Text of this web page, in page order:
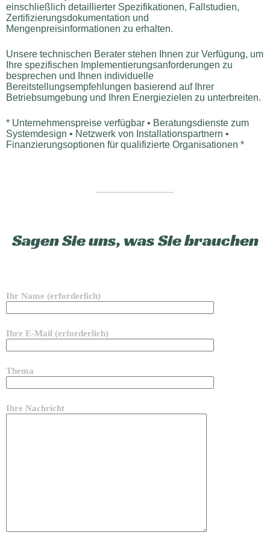
einschließlich detaillierter Spezifikationen, Fallstudien,
Zertifizierungsdokumentation und
Mengenpreisinformationen zu erhalten.
Unsere technischen Berater stehen Ihnen zur Verfügung, um
Ihre spezifischen Implementierungsanforderungen zu
besprechen und Ihnen individuelle
Bereitstellungsempfehlungen basierend auf Ihrer
Betriebsumgebung und Ihren Energiezielen zu unterbreiten.
* Unternehmenspreise verfügbar • Beratungsdienste zum
Systemdesign • Netzwerk von Installationspartnern •
Finanzierungsoptionen für qualifizierte Organisationen *
Sagen Sie uns, was Sie brauchen
Ihr Name (erforderlich)
Ihre E-Mail (erforderlich)
Thema
Ihre Nachricht